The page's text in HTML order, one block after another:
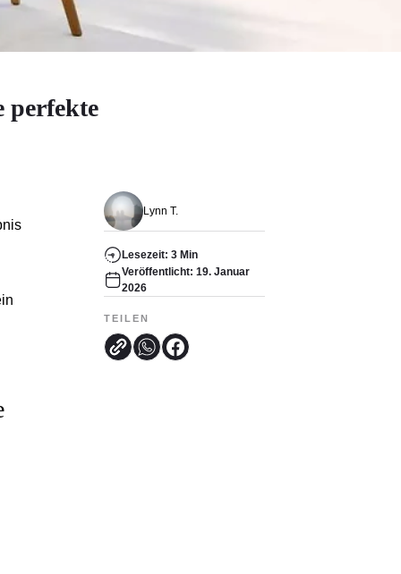
perfekte
Lynn T.
Lesezeit: 3 Min
Veröffentlicht: 19. Januar
2026
TEILEN